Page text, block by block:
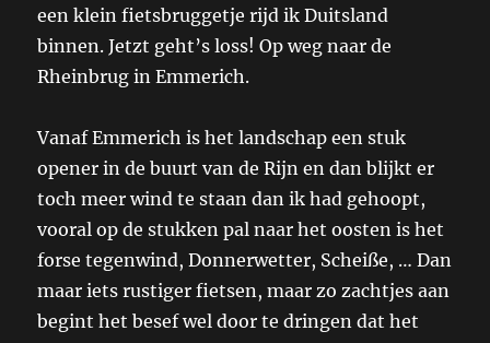
een klein fietsbruggetje rijd ik Duitsland
binnen. Jetzt geht’s loss! Op weg naar de
Rheinbrug in Emmerich.
Vanaf Emmerich is het landschap een stuk
opener in de buurt van de Rijn en dan blijkt er
toch meer wind te staan dan ik had gehoopt,
vooral op de stukken pal naar het oosten is het
forse tegenwind, Donnerwetter, Scheiße, … Dan
maar iets rustiger fietsen, maar zo zachtjes aan
begint het besef wel door te dringen dat het